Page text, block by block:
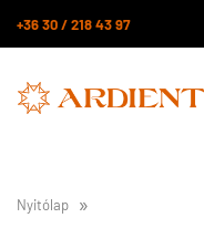
+36 30 / 218 43 97
Nyitólap